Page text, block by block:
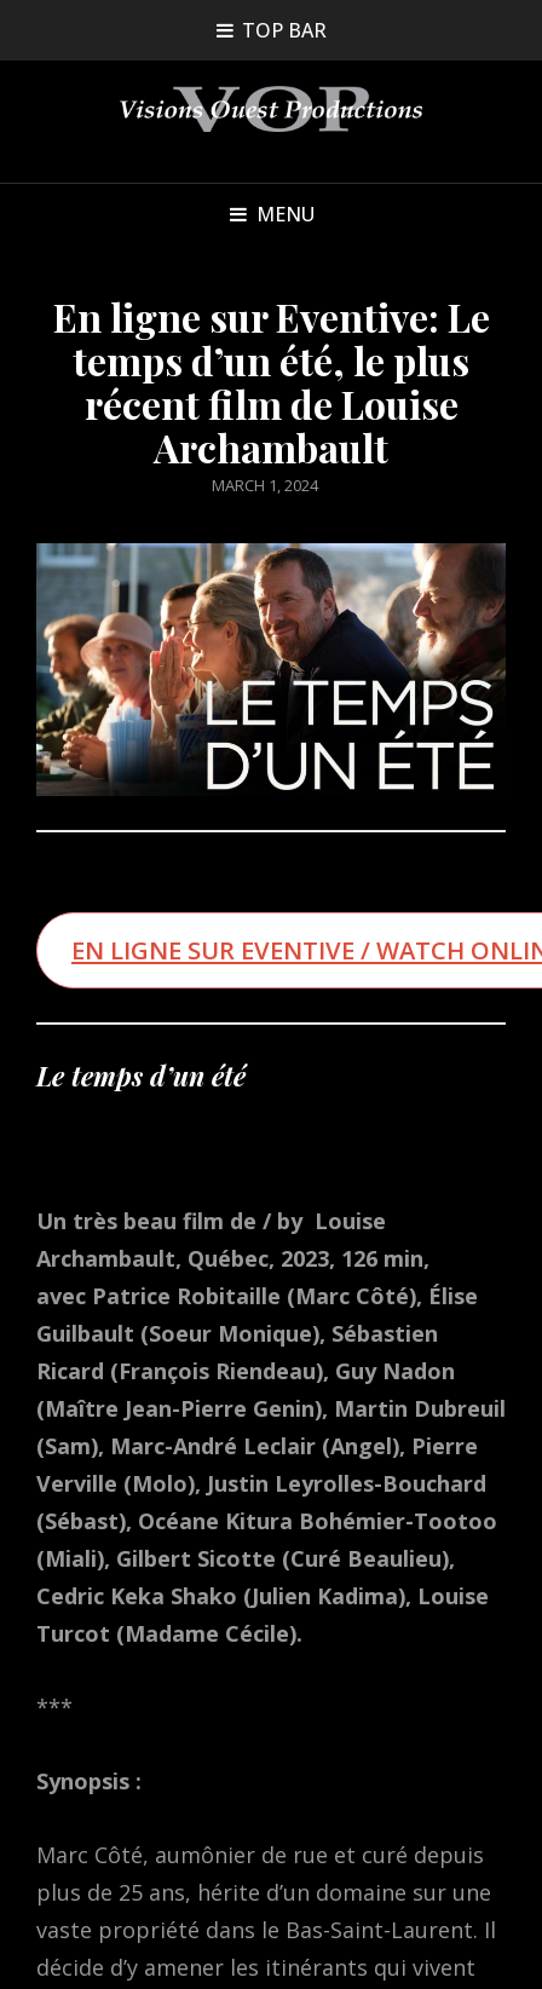
TOP BAR
MENU
En ligne sur Eventive: Le
temps d’un été, le plus
récent film de Louise
Archambault
POSTED
MARCH 1, 2024
EN LIGNE SUR EVENTIVE / WATCH
Le temps d’un été
Un très beau film de / by Louise
Archambault, Québec, 2023, 126 min,
avec Patrice Robitaille (Marc Côté), Élise
Guilbault (Soeur Monique), Sébastien
Ricard (François Riendeau), Guy Nadon
(Maître Jean-Pierre Genin), Martin Dubreuil
(Sam), Marc-André Leclair (Angel), Pierre
Verville (Molo), Justin Leyrolles-Bouchard
(Sébast), Océane Kitura Bohémier-Tootoo
(Miali), Gilbert Sicotte (Curé Beaulieu),
Cedric Keka Shako (Julien Kadima), Louise
Turcot (Madame Cécile).
***
Synopsis :
Marc Côté, aumônier de rue et curé depuis
plus de 25 ans, hérite d’un domaine sur une
vaste propriété dans le Bas-Saint-Laurent. Il
décide d’y amener les itinérants qui vivent